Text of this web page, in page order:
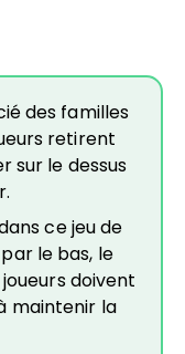
des familles
retirent
sur le dessus
ce jeu de
le bas, le
doivent
maintenir la